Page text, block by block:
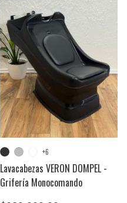
Lavacabezas VERON DOMPEL -
Grifería Monocomando
+6